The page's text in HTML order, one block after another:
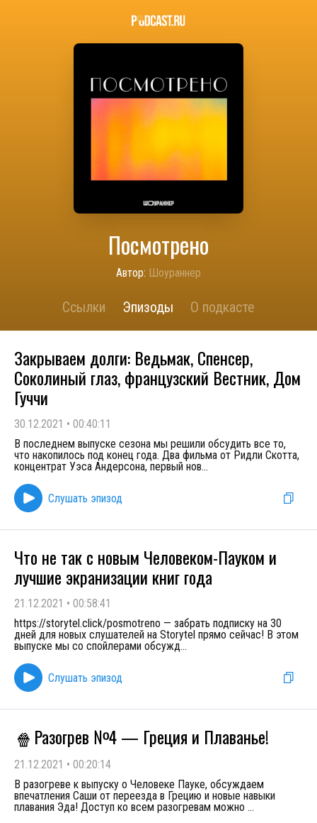
Посмотрено
Автор: Шоураннер
Ссылки Эпизоды О подкасте
Закрываем долги: Ведьмак, Спенсер,
Соколиный глаз, французский Вестник, Дом
Гуччи
30.12.2021 • 00:40:11
В последнем выпуске сезона мы решили обсудить все то,
что накопилось под конец года. Два фильма от Ридли Скотта,
концентрат Уэса Андерсона, первый нов...
Слушать эпизод
Что не так с новым Человеком-Пауком и
лучшие экранизации книг года
21.12.2021 • 00:58:41
https://storytel.click/posmotreno — забрать подписку на 30
дней для новых слушателей на Storytel прямо сейчас! В этом
выпуске мы со спойлерами обсужд...
Слушать эпизод
🍿 Разогрев №4 — Греция и Плаванье!
21.12.2021 • 00:20:14
В разогреве к выпуску о Человеке Пауке, обсуждаем
впечатления Саши от переезда в Грецию и новые навыки
плавания Эда! Доступ ко всем разогревам можно ...